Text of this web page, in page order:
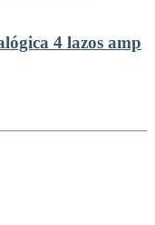
4 lazos amp